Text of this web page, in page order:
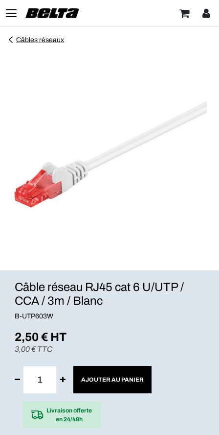
Câbles réseaux
Câble réseau RJ45 cat 6 U/UTP /
CCA / 3m / Blanc
B-UTP603W
2,50€ HT
3,00€ TTC
AJOUTER AU PANIER
Livraison offerte
en 24/48h